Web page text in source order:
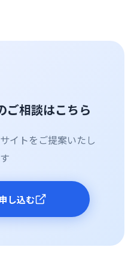
ご相談はこちら
イトをご提案いたし
し込む